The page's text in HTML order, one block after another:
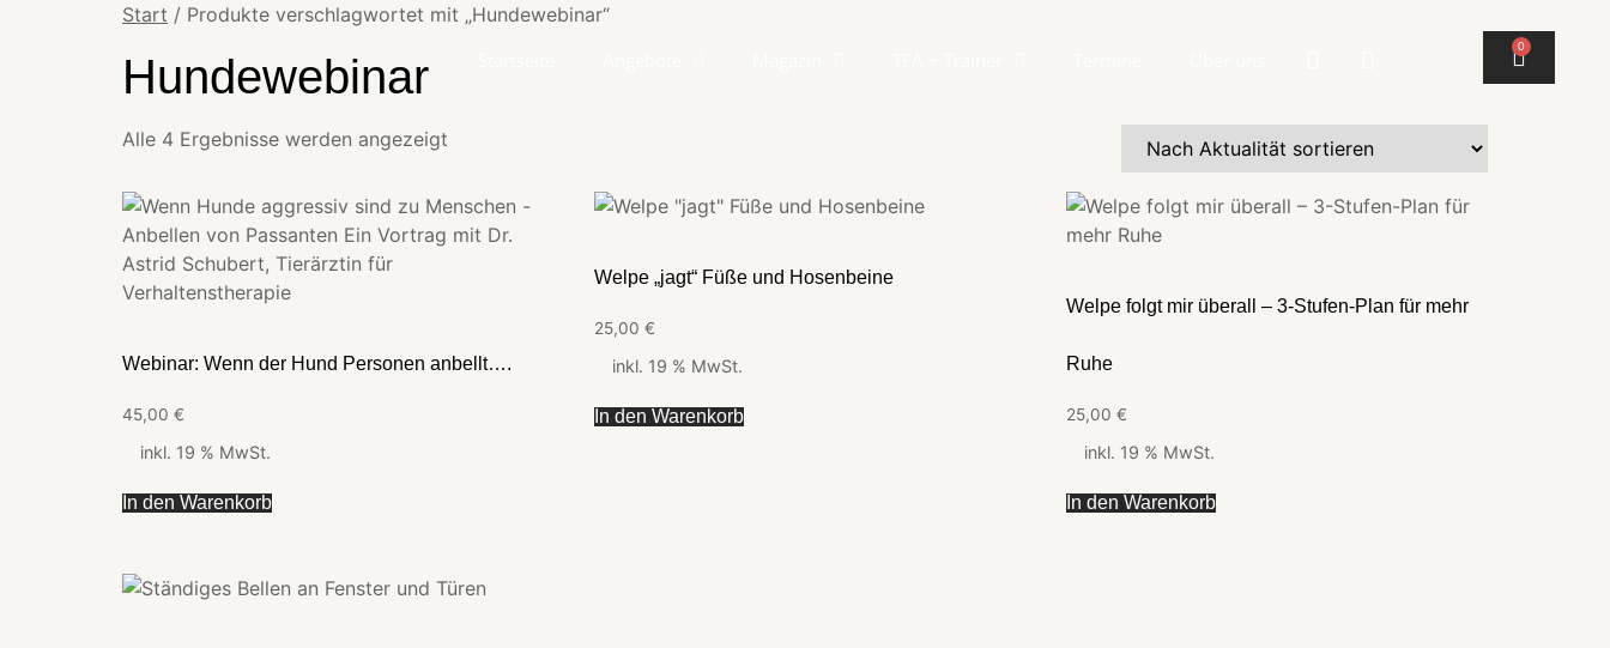
0
Start / Produkte verschlagwortet mit „Hundewebinar“
Hundewebinar
Alle 4 Ergebnisse werden angezeigt
Webinar: Wenn der Hund Personen anbellt….
45,00 €
inkl. 19 % MwSt.
In den Warenkorb
Welpe „jagt“ Füße und Hosenbeine
25,00 €
inkl. 19 % MwSt.
In den Warenkorb
Welpe folgt mir überall – 3-Stufen-Plan für mehr
Ruhe
25,00 €
inkl. 19 % MwSt.
In den Warenkorb